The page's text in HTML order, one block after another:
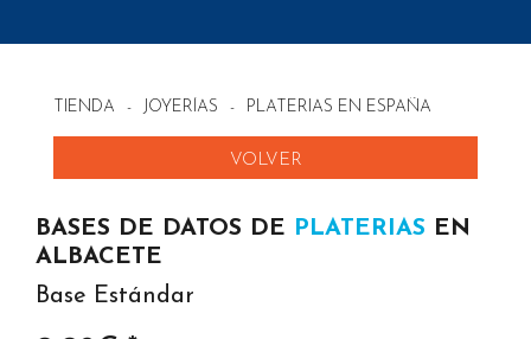
TIENDA - JOYERÍAS - PLATERIAS EN ESPAÑA
VOLVER
BASES DE DATOS DE PLATERIAS EN
ALBACETE
Base Estándar